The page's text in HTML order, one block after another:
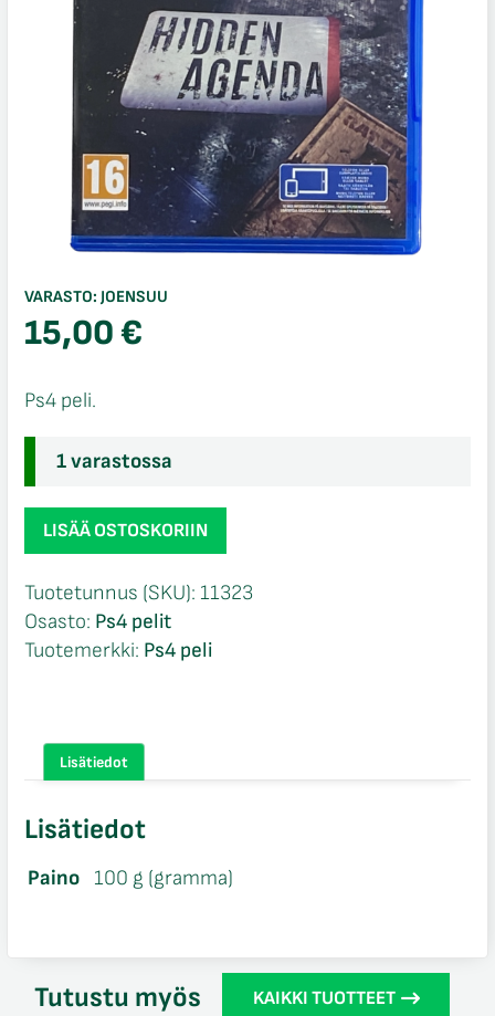
VARASTO: JOENSUU
15,00€
Ps4 peli.
1 varastossa
Hidden
Agenda
määrä
LISÄÄ OSTOSKORIIN
Tuotetunnus (SKU): 11323
Osasto: Ps4 pelit
Tuotemerkki: Ps4 peli
Lisätiedot
Lisätiedot
Paino 100 g (gramma)
Tutustu myös KAIKKI TUOTTEET